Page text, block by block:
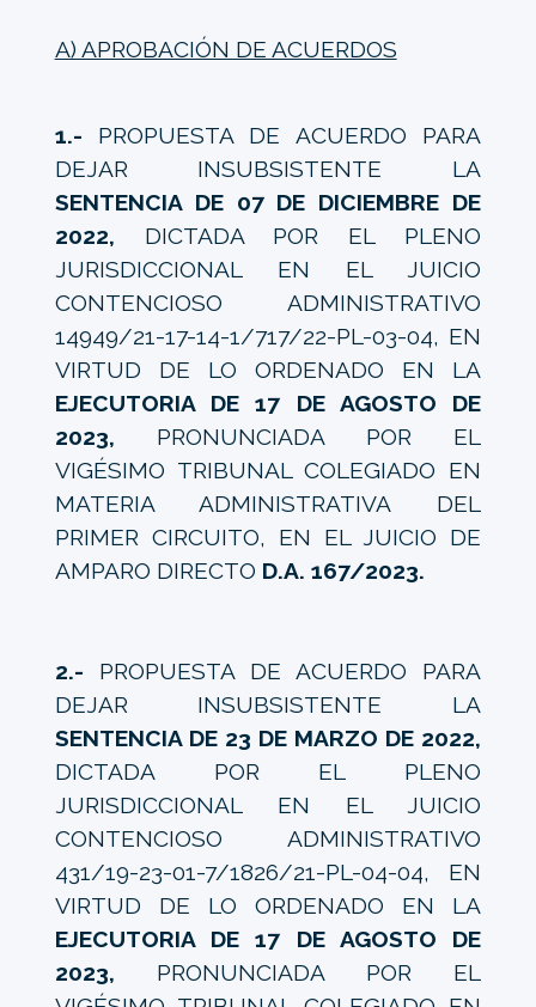
A) APROBACIÓN DE ACUERDOS
1.- PROPUESTA DE ACUERDO PARA
DEJAR INSUBSISTENTE LA
SENTENCIA DE 07 DE DICIEMBRE DE
2022, DICTADA POR EL PLENO
JURISDICCIONAL EN EL JUICIO
CONTENCIOSO ADMINISTRATIVO
14949/21-17-14-1/717/22-PL-03-04, EN
VIRTUD DE LO ORDENADO EN LA
EJECUTORIA DE 17 DE AGOSTO DE
2023, PRONUNCIADA POR EL
VIGÉSIMO TRIBUNAL COLEGIADO EN
MATERIA ADMINISTRATIVA DEL
PRIMER CIRCUITO, EN EL JUICIO DE
AMPARO DIRECTO D.A. 167/2023.
2.- PROPUESTA DE ACUERDO PARA
DEJAR INSUBSISTENTE LA
SENTENCIA DE 23 DE MARZO DE 2022,
DICTADA POR EL PLENO
JURISDICCIONAL EN EL JUICIO
CONTENCIOSO ADMINISTRATIVO
431/19-23-01-7/1826/21-PL-04-04, EN
VIRTUD DE LO ORDENADO EN LA
EJECUTORIA DE 17 DE AGOSTO DE
2023, PRONUNCIADA POR EL